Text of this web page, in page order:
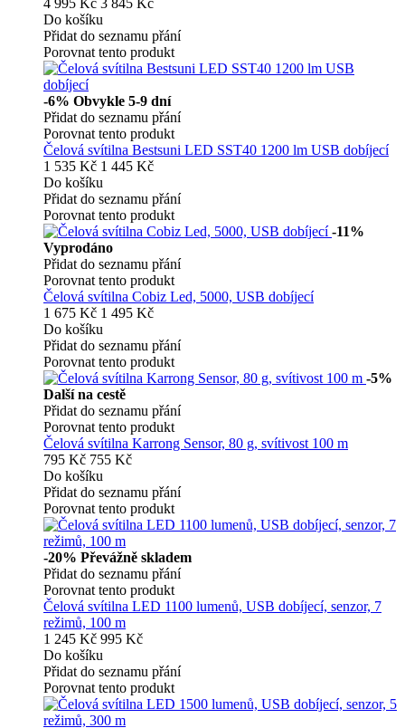
4 995 Kč 3 845 Kč
Do košíku
Přidat do seznamu přání
Porovnat tento produkt
-6% Obvykle 5-9 dní
Přidat do seznamu přání
Porovnat tento produkt
Čelová svítilna Bestsuni LED SST40 1200 lm USB dobíjecí
1 535 Kč 1 445 Kč
Do košíku
Přidat do seznamu přání
Porovnat tento produkt
-11%
Vyprodáno
Přidat do seznamu přání
Porovnat tento produkt
Čelová svítilna Cobiz Led, 5000, USB dobíjecí
1 675 Kč 1 495 Kč
Do košíku
Přidat do seznamu přání
Porovnat tento produkt
-5%
Další na cestě
Přidat do seznamu přání
Porovnat tento produkt
Čelová svítilna Karrong Sensor, 80 g, svítivost 100 m
795 Kč 755 Kč
Do košíku
Přidat do seznamu přání
Porovnat tento produkt
-20% Převážně skladem
Přidat do seznamu přání
Porovnat tento produkt
Čelová svítilna LED 1100 lumenů, USB dobíjecí, senzor, 7
režimů, 100 m
1 245 Kč 995 Kč
Do košíku
Přidat do seznamu přání
Porovnat tento produkt